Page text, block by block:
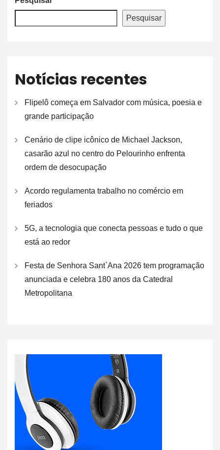
Pesquisar
Notícias recentes
Flipelô começa em Salvador com música, poesia e
grande participação
Cenário de clipe icônico de Michael Jackson,
casarão azul no centro do Pelourinho enfrenta
ordem de desocupação
Acordo regulamenta trabalho no comércio em
feriados
5G, a tecnologia que conecta pessoas e tudo o que
está ao redor
Festa de Senhora Sant`Ana 2026 tem programação
anunciada e celebra 180 anos da Catedral
Metropolitana